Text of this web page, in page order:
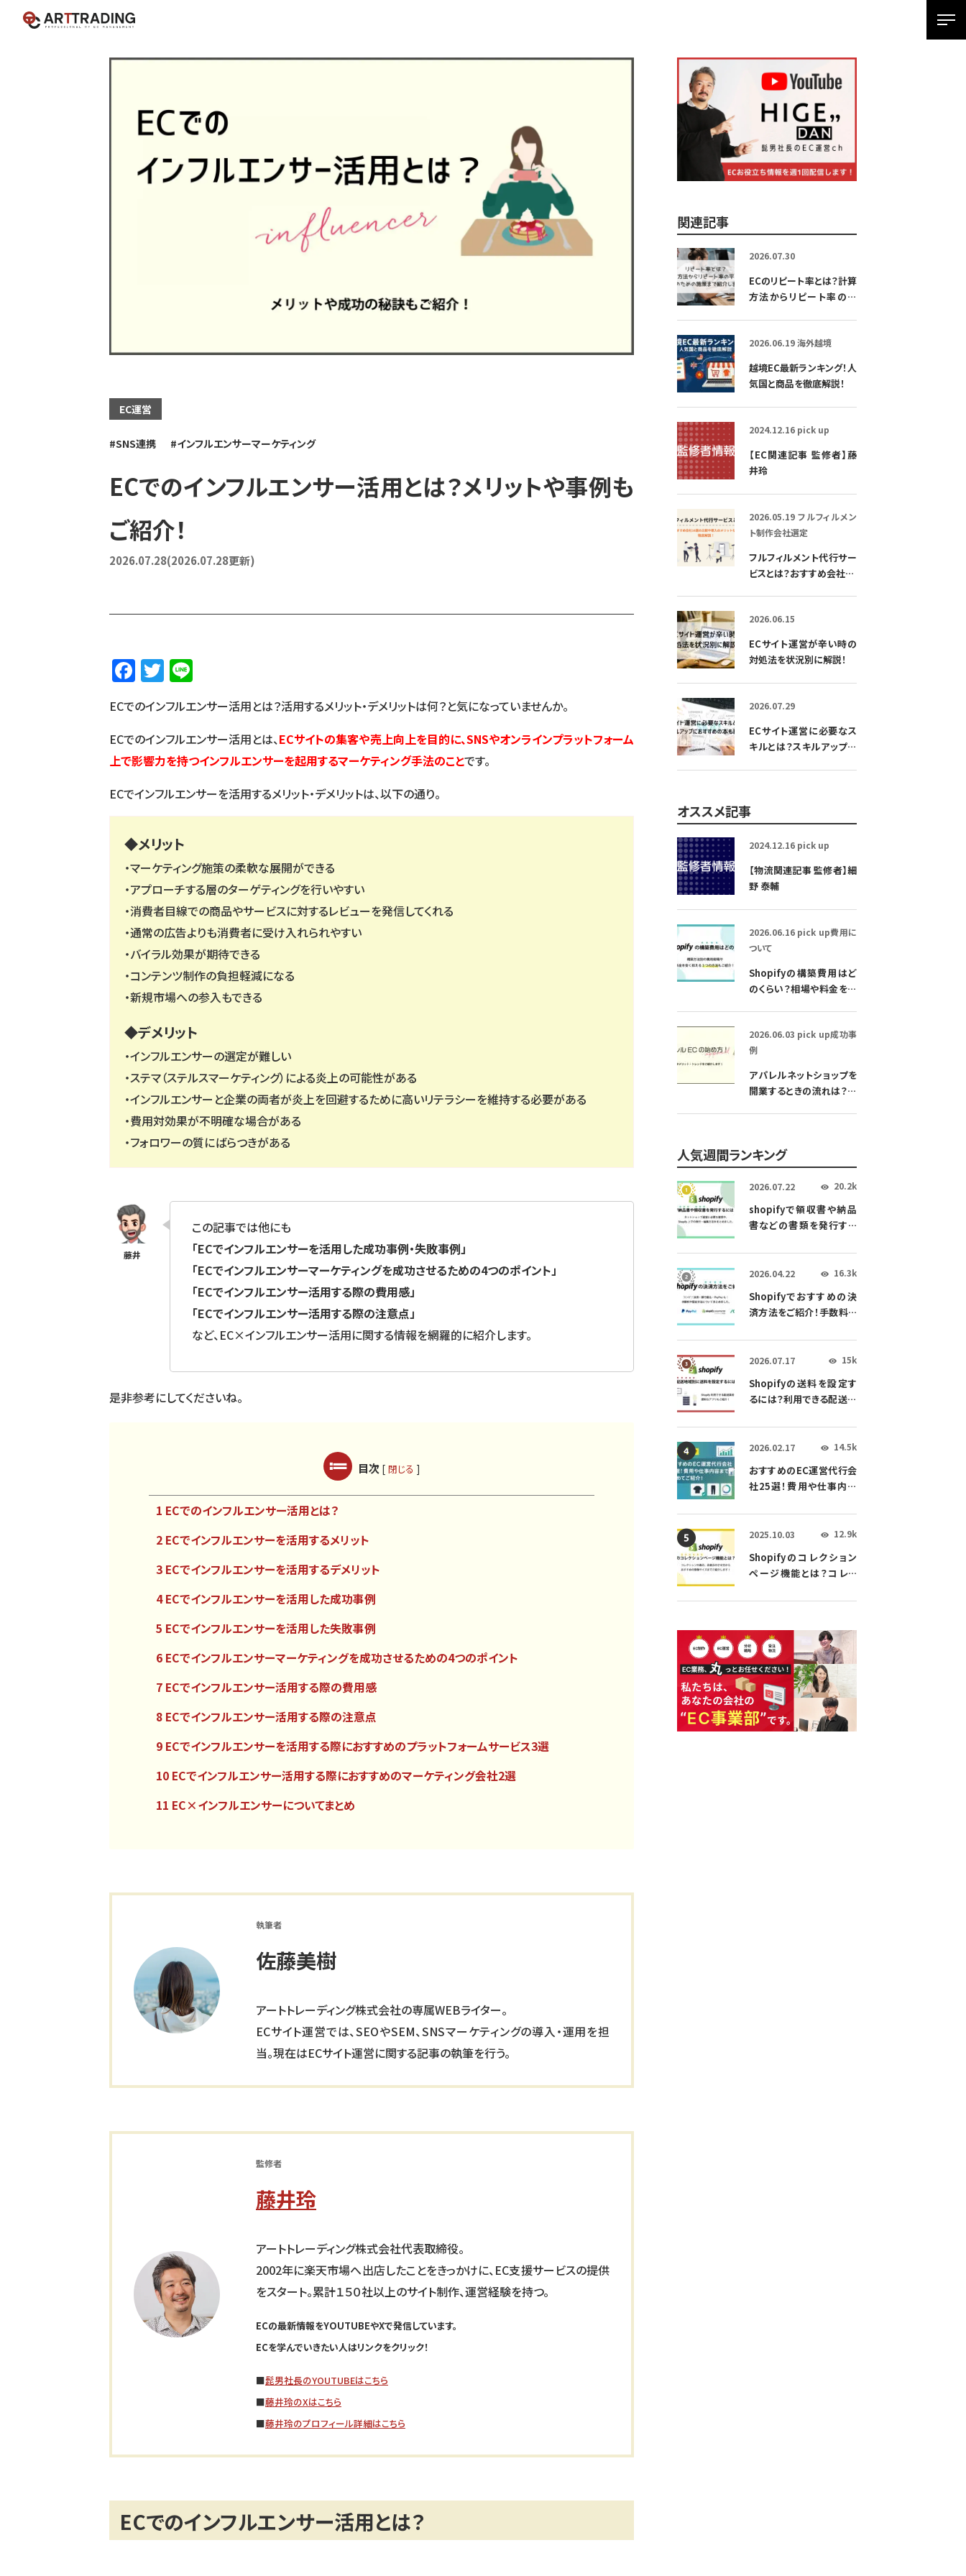
SPメ
EC運営
SNS連携 インフルエンサーマーケティング
ECでのインフルエンサー活用とは？メリットや事例も
ご紹介！
2026.07.28(2026.07.28更新)
F
a
c
e
b
o
o
k
T
w
it
te
r
n
e
ECでのインフルエンサー活用とは？活用するメリット・デメリットは何？と気になっていませんか。
ECでのインフルエンサー活用とは、ECサイトの集客や売上向上を目的に、SNSやオンラインプラットフォーム
上で影響力を持つインフルエンサーを起用するマーケティング手法のことです。
ECでインフルエンサーを活用するメリット・デメリットは、以下の通り。
◆メリット
・マーケティング施策の柔軟な展開ができる
・アプローチする層のターゲティングを行いやすい
・消費者目線での商品やサービスに対するレビューを発信してくれる
・通常の広告よりも消費者に受け入れられやすい
・バイラル効果が期待できる
・コンテンツ制作の負担軽減になる
・新規市場への参入もできる
◆デメリット
・インフルエンサーの選定が難しい
・ステマ（ステルスマーケティング）による炎上の可能性がある
・インフルエンサーと企業の両者が炎上を回避するために高いリテラシーを維持する必要がある
・費用対効果が不明確な場合がある
・フォロワーの質にばらつきがある
この記事では他にも
「ECでインフルエンサーを活用した成功事例・失敗事例」
「ECでインフルエンサーマーケティングを成功させるための4つのポイント」
「ECでインフルエンサー活用する際の費用感」
「ECでインフルエンサー活用する際の注意点」
など、EC×インフルエンサー活用に関する情報を網羅的に紹介します。
是非参考にしてくださいね。
目次 [ 閉じる ]
1 ECでのインフルエンサー活用とは？
2 ECでインフルエンサーを活用するメリット
3 ECでインフルエンサーを活用するデメリット
4 ECでインフルエンサーを活用した成功事例
5 ECでインフルエンサーを活用した失敗事例
6 ECでインフルエンサーマーケティングを成功させるための4つのポイント
7 ECでインフルエンサー活用する際の費用感
8 ECでインフルエンサー活用する際の注意点
9 ECでインフルエンサーを活用する際におすすめのプラットフォームサービス3選
10 ECでインフルエンサー活用する際におすすめのマーケティング会社2選
11 EC×インフルエンサーについてまとめ
執筆者
佐藤美樹
アートトレーディング株式会社の専属WEBライター。
ECサイト運営では、SEOやSEM、SNSマーケティングの導入・運用を担
当。現在はECサイト運営に関する記事の執筆を行う。
監修者
藤井玲
アートトレーディング株式会社代表取締役。
2002年に楽天市場へ出店したことをきっかけに、EC支援サービスの提供
をスタート。累計１５０社以上のサイト制作、運営経験を持つ。
ECの最新情報をYOUTUBEやXで発信しています。
ECを学んでいきたい人はリンクをクリック！
■髭男社長のYOUTUBEはこちら
■藤井玲のXはこちら
■藤井玲のプロフィール詳細はこちら
ECでのインフルエンサー活用とは？
関連記事
ECのリピート率とは？計算
方法からリピート率の平
2026.07.30
越境EC最新ランキング！人
気国と商品を徹底解説！
2026.06.19海外越境
【EC関連記事 監修者】藤
井玲
2024.12.16 pick up
フルフィルメント代行サー
ビスとは？おすすめ会社16
2026.05.19 フルフィルメン
ト制作会社選定
ECサイト運営が辛い時の
対処法を状況別に解説！
2026.06.15
ECサイト運営に必要なス
キルとは？スキルアップに
2026.07.29
オススメ記事
【物流関連記事 監修者】細
野 泰輔
2024.12.16 pick up
Shopifyの構築費用はど
のくらい？相場や料金を安
2026.06.16 pick up費用に
ついて
アパレルネットショップを
開業するときの流れは？開
2026.06.03 pick up成功事
例
人気週間ランキング
shopifyで領収書や納品
書などの書類を発行する
説
2026.07.22 👁 20.2k
Shopifyでおすすめの決
済方法をご紹介！手数料や
した。
2026.04.22 👁 16.3k
Shopifyの送料を設定す
るには？利用できる配送業
リもご紹介！
2026.07.17 👁 15k
おすすめのEC運営代行会
社25選！費用や仕事内容
2026.02.17 👁 14.5k
Shopifyのコレクション
ページ機能とは？コレク
せ方からおすすめの画像サ
2025.10.03 👁 12.9k